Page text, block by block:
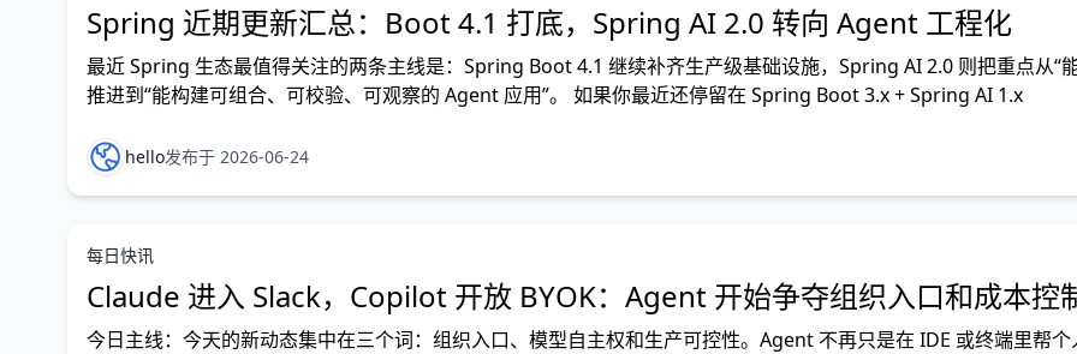
Spring 近期更新汇总：Boot 4.1 打底，Spring AI 2.0 转向 Agent 工程化
最近 Spring 生态最值得关注的两条主线是：Spring Boot 4.1 继续补齐生产级基础设施，Spring AI 2.0 则把重点从“
推进到“能构建可组合、可校验、可观察的 Agent 应用”。 如果你最近还停留在 Spring Boot 3.x + Spring AI 1.x
hello发布于 2026-06-24
每日快讯
Claude 进入 Slack，Copilot 开放 BYOK：Agent 开始争夺组织入口和成本控
今日主线：今天的新动态集中在三个词：组织入口、模型自主权和生产可控性。Agent 不再只是在 IDE 或终端里帮个